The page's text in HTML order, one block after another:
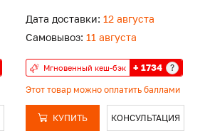
Дата доставки: 12 августа
Самовывоз: 11 августа
Мгновенный кеш-бэк + 1734 ?
Этот товар можно оплатить баллами
КУПИТЬ КОНСУЛЬТАЦИЯ